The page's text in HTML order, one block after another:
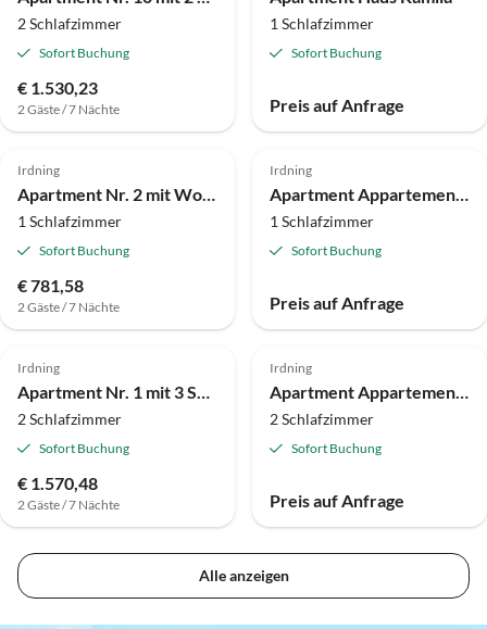
2 Schlafzimmer
Sofort Buchung
€ 1.530,23
2 Gäste / 7 Nächte
1 Schlafzimmer
Sofort Buchung
Preis auf Anfrage
Irdning
Apartment Nr. 2 mit Wohn-Schlafraum
1 Schlafzimmer
Sofort Buchung
€ 781,58
2 Gäste / 7 Nächte
Irdning
Apartment Appartement Nr. 5 mit Dusche, WC
1 Schlafzimmer
Sofort Buchung
Preis auf Anfrage
Irdning
Apartment Nr. 1 mit 3 Schlafräume
2 Schlafzimmer
Sofort Buchung
€ 1.570,48
2 Gäste / 7 Nächte
Irdning
Apartment Appartements Umfer
2 Schlafzimmer
Sofort Buchung
Preis auf Anfrage
Alle anzeigen